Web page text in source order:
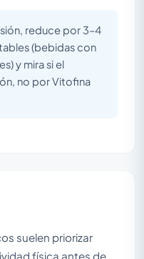
reduce por 3–4
(bebidas con
y mira si el
no por Vitofina
suelen priorizar
física antes de